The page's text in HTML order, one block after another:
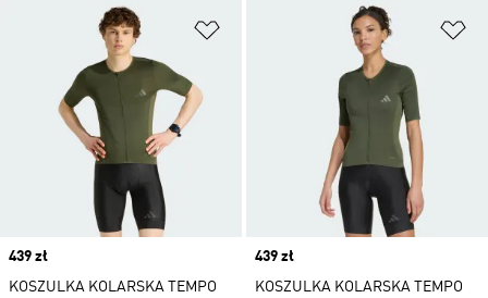
Dodaj do listy życzeń
Price
439 zł
KOSZULKA KOLARSKA TEMPO
Price
439 zł
KOSZULKA KOLARSKA TEMPO